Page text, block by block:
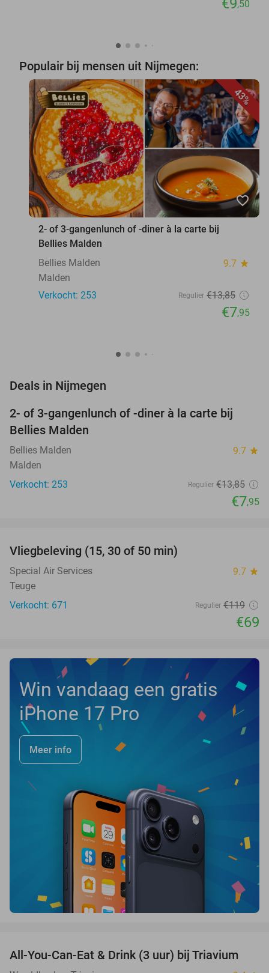
€9,50
Populair bij mensen uit Nijmegen:
43%
favorite_border
2- of 3-gangenlunch of -diner à la carte bij
Bellies Malden
Bellies Malden
9.7 star
Malden
Verkocht: 253
Regulier €13,85
€7,95
Deals in Nijmegen
43%
2- of 3-gangenlunch of -diner à la carte bij
Bellies Malden
Bellies Malden 9.7 star
Malden
Verkocht: 253
Regulier €13,85
€7,95
Vliegbeleving (15, 30 of 50 min)
Special Air Services 9.7 star
Teuge
Verkocht: 671
Regulier €119
€69
Win vandaag een gratis
iPhone 17 Pro
Meer info
21%
All-You-Can-Eat & Drink (3 uur) bij Triavium